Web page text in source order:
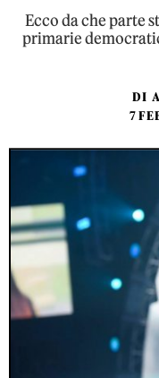
Ecco da che parte
primarie
DI
7